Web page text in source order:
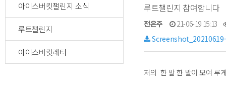
아이스버킷챌린지 소식
루트챌린지
아이스버킷레터
루트챌린지 참여합니다
전은주
21-06-19 15:13
저의 한 발 한 발이 모여 루